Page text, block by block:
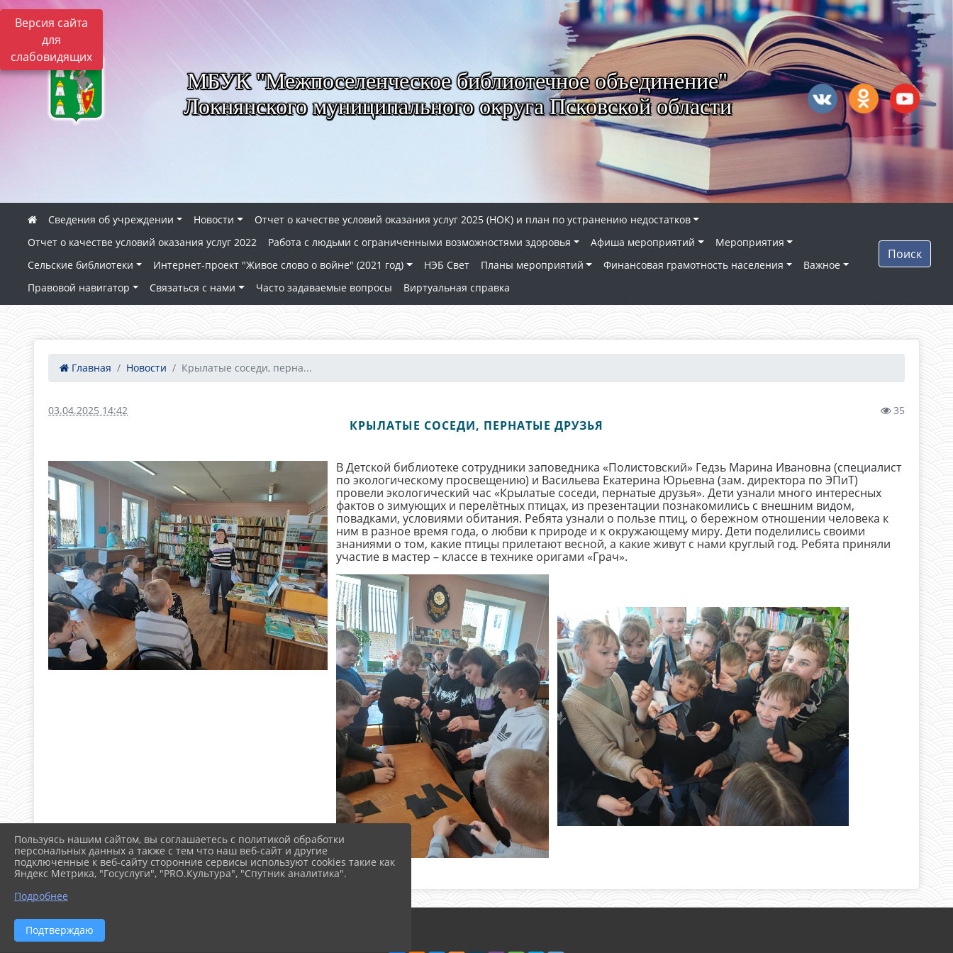
Версия сайта
для
слабовидящих
МБУК "Межпоселенческое библиотечное объединение"
Локнянского муниципального округа Псковской области
Сведения об учреждении Новости
Отчет о качестве условий оказания услуг 2025 (НОК) и план по устранению недостатков
Отчет о качестве условий оказания услуг 2022
Работа с людьми с ограниченными возможностями здоровья Афиша мероприятий
Мероприятия
Сельские библиотеки
Интернет-проект "Живое слово о войне" (2021 год) НЭБ Свет Планы мероприятий Финансовая грамотность населения
Важное
Правовой навигатор
Связаться с нами Часто задаваемые вопросы Виртуальная справка
Поиск
Главная Новости Крылатые соседи, перна...
03.04.2025 14:42 35
КРЫЛАТЫЕ СОСЕДИ, ПЕРНАТЫЕ ДРУЗЬЯ
В Детской библиотеке сотрудники заповедника «Полистовский» Гедзь Марина Ивановна (специалист
по экологическому просвещению) и Васильева Екатерина Юрьевна (зам. директора по ЭПиТ)
провели экологический час «Крылатые соседи, пернатые друзья». Дети узнали много интересных
фактов о зимующих и перелётных птицах, из презентации познакомились с внешним видом,
повадками, условиями обитания. Ребята узнали о пользе птиц, о бережном отношении человека к
ним в разное время года, о любви к природе и к окружающему миру. Дети поделились своими
знаниями о том, какие птицы прилетают весной, а какие живут с нами круглый год. Ребята приняли
участие в мастер – классе в технике оригами «Грач».
Пользуясь нашим сайтом, вы соглашаетесь с политикой обработки
персональных данных а также с тем что наш веб-сайт и другие
подключенные к веб-сайту сторонние сервисы используют cookies такие как
Яндекс Метрика, "Госуслуги", "PRO.Культура", "Спутник аналитика".
Подробнее
Подтверждаю